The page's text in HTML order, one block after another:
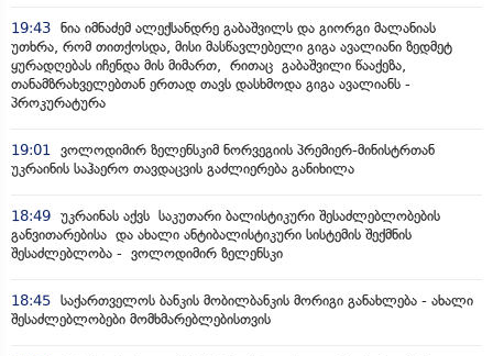
19:43 ნია იმნაძემ ალექსანდრე გაბაშვილს და გიორგი მალანიას
უთხრა, რომ თითქოსდა, მისი მასწავლებელი გიგა ავალიანი ზედმეტ
ყურადღებას იჩენდა მის მიმართ, რითაც გაბაშვილი წააქეზა,
თანამზრახველებთან ერთად თავს დასხმოდა გიგა ავალიანს -
პროკურატურა
19:01
ვოლოდიმირ ზელენსკიმ ნორვეგიის პრემიერ-მინისტრთან
უკრაინის საჰაერო თავდაცვის გაძლიერება განიხილა
18:49 უკრაინას აქვს საკუთარი ბალისტიკური შესაძლებლობების
განვითარებისა და ახალი ანტიბალისტიკური სისტემის შექმნის
შესაძლებლობა - ვოლოდიმირ ზელენსკი
18:45 საქართველოს ბანკის მობილბანკის მორიგი განახლება - ახალი
შესაძლებლობები მომხმარებლებისთვის